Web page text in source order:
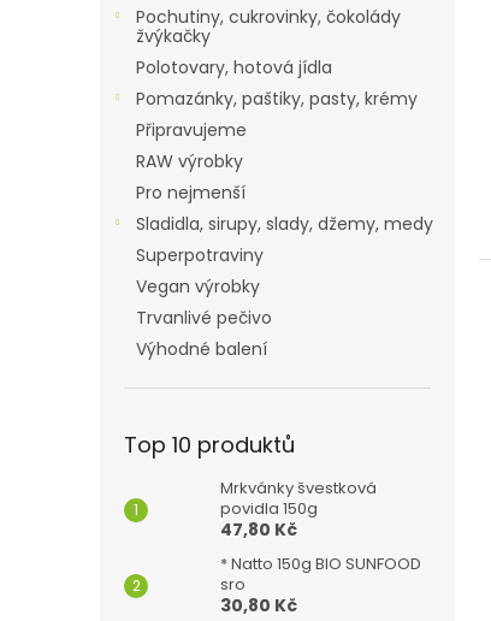
Pochutiny, cukrovinky, čokolády
žvýkačky
Polotovary, hotová jídla
Pomazánky, paštiky, pasty, krémy
Připravujeme
RAW výrobky
Pro nejmenší
Sladidla, sirupy, slady, džemy, medy
Superpotraviny
Vegan výrobky
Trvanlivé pečivo
Výhodné balení
Top 10 produktů
Mrkvánky švestková
povidla 150g
47,80 Kč
* Natto 150g BIO SUNFOOD
sro
30,80 Kč